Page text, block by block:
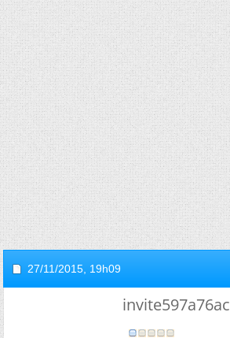
27/11/2015, 19h09
invite597a76ac